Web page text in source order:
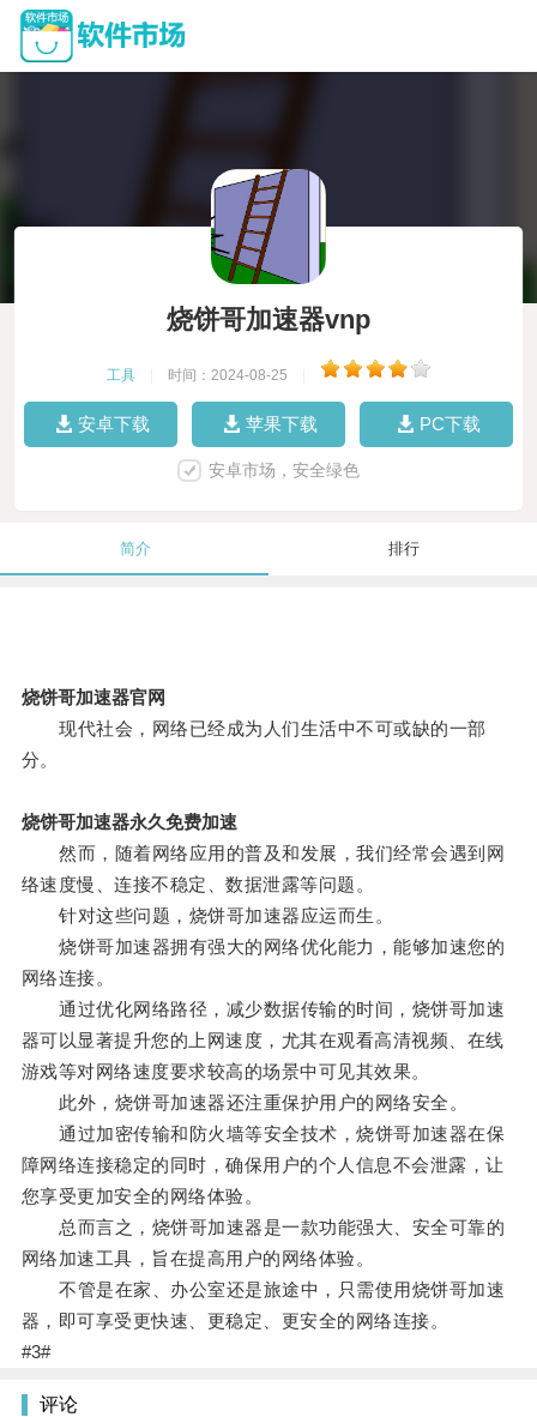
烧饼哥加速器vnp
工具 时间：2024-08-25
安卓下载 苹果下载 PC下载
安卓市场，安全绿色
简介 排行
烧饼哥加速器官网
现代社会，网络已经成为人们生活中不可或缺的一部
分。
烧饼哥加速器永久免费加速
然而，随着网络应用的普及和发展，我们经常会遇到网
络速度慢、连接不稳定、数据泄露等问题。
针对这些问题，烧饼哥加速器应运而生。
烧饼哥加速器拥有强大的网络优化能力，能够加速您的
网络连接。
通过优化网络路径，减少数据传输的时间，烧饼哥加速
器可以显著提升您的上网速度，尤其在观看高清视频、在线
游戏等对网络速度要求较高的场景中可见其效果。
此外，烧饼哥加速器还注重保护用户的网络安全。
通过加密传输和防火墙等安全技术，烧饼哥加速器在保
障网络连接稳定的同时，确保用户的个人信息不会泄露，让
您享受更加安全的网络体验。
总而言之，烧饼哥加速器是一款功能强大、安全可靠的
网络加速工具，旨在提高用户的网络体验。
不管是在家、办公室还是旅途中，只需使用烧饼哥加速
器，即可享受更快速、更稳定、更安全的网络连接。
#3#
评论